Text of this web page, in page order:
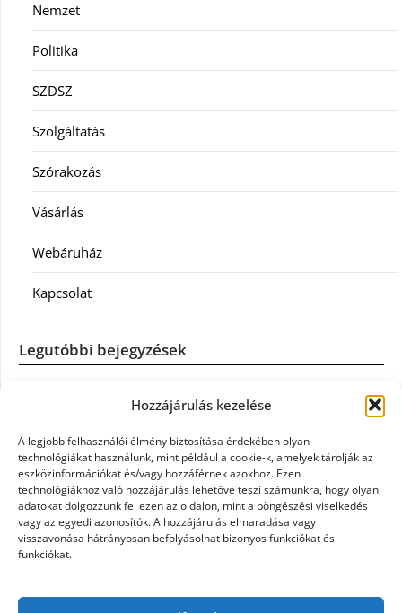
Hozzájárulás kezelése
A legjobb felhasználói élmény biztosítása érdekében olyan
technológiákat használunk, mint például a cookie-k, amelyek tárolják az
eszközinformációkat és/vagy hozzáférnek azokhoz. Ezen
technológiákhoz való hozzájárulás lehetővé teszi számunkra, hogy olyan
adatokat dolgozzunk fel ezen az oldalon, mint a böngészési viselkedés
vagy az egyedi azonosítók. A hozzájárulás elmaradása vagy
visszavonása hátrányosan befolyásolhat bizonyos funkciókat és
funkciókat.
Nemzet
Politika
SZDSZ
Szolgáltatás
Szórakozás
Vásárlás
Webáruház
Kapcsolat
Legutóbbi bejegyzések
Casco szélvédőcsere: mikor éri meg a biztosítást igénybe
Könyvelés: mikor érdemes könyvelőt váltani?
Szövetkezeti jog: miért elengedhetetlen a szakszerű jogi
háttér a biztonságos működéshez
Munkajogi ügyvéd: miért nem érdemes várni a jogi